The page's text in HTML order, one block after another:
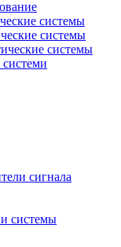
системы
системы
системы
системи
сигнала
системы